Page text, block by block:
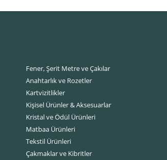
Fener, Şerit Metre ve Çakılar
Anahtarlık ve Rozetler
Kartvizitlikler
Kişisel Ürünler & Aksesuarlar
Kristal ve Ödül Ürünleri
Matbaa Ürünleri
Tekstil Ürünleri
Çakmaklar ve Kibritler